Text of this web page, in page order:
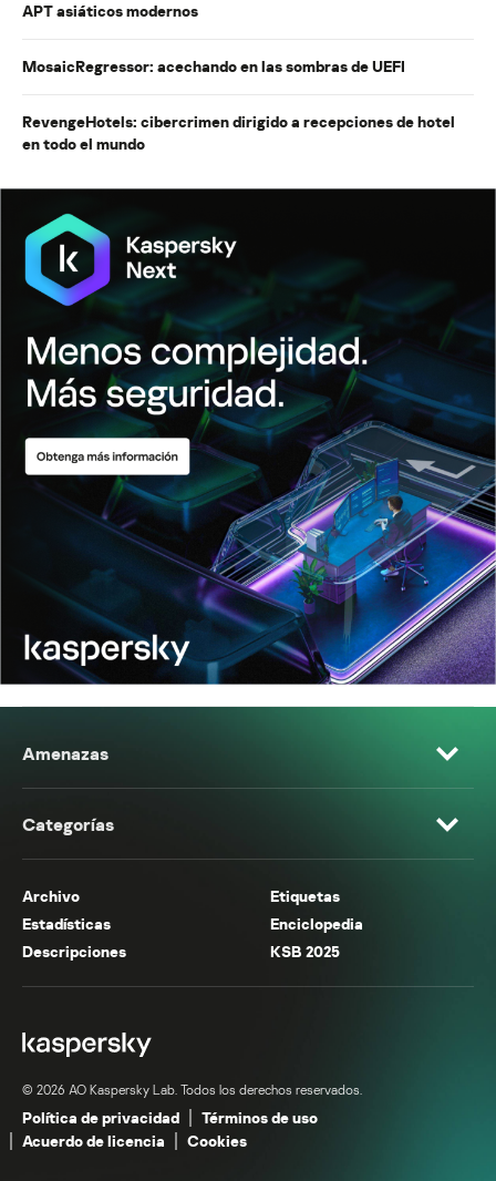
APT asiáticos modernos
MosaicRegressor: acechando en las sombras de UEFI
RevengeHotels: cibercrimen dirigido a recepciones de hotel
en todo el mundo
Amenazas
Categorías
Archivo
Etiquetas
Estadísticas
Enciclopedia
Descripciones
KSB 2025
© 2026 AO Kaspersky Lab. Todos los derechos reservados.
Política de privacidad
Términos de uso
Acuerdo de licencia
Cookies